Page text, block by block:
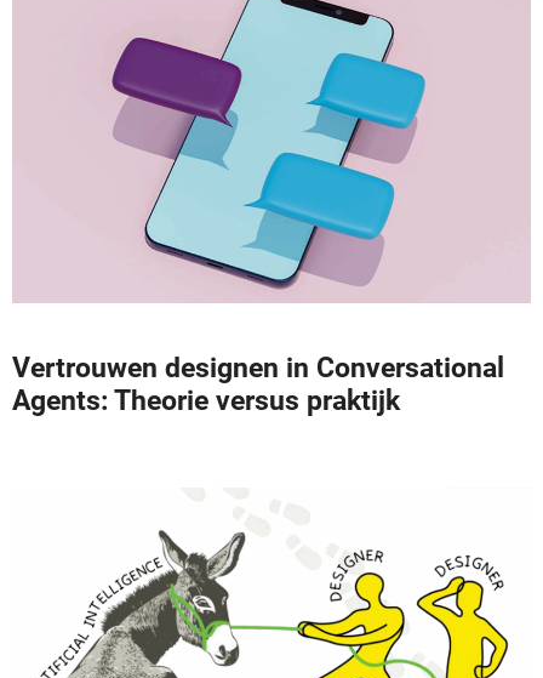
Vertrouwen designen in Conversational
Agents: Theorie versus praktijk